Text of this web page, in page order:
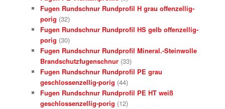
Fugen Rundschnur Rundprofil H grau offenzellig-
porig (32)
Fugen Rundschnur Rundprofil HS gelb offenzellig-
porig (30)
Fugen Rundschnur Rundprofil Mineral.-Steinwolle
Brandschutzfugenschnur (33)
Fugen Rundschnur Rundprofil PE grau
geschlossenzellig-porig (44)
Fugen Rundschnur Rundprofil PE HT weiß
geschlossenzellig-porig (12)